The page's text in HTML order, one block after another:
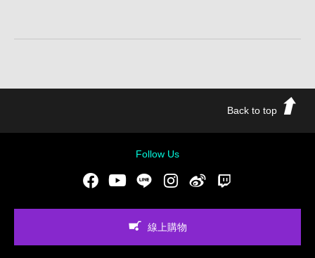
Back to top
Follow Us
FacebookYoutubeLINE Instgram新浪微博
線上購物